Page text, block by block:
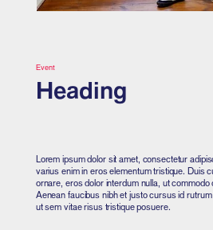
Event
Heading
Lorem ipsum dolor sit amet, consectetur
varius enim in eros elementum tristique. Duis
ornare, eros dolor interdum nulla, ut commodo
Aenean faucibus nibh et justo cursus id
ut sem vitae risus tristique posuere.